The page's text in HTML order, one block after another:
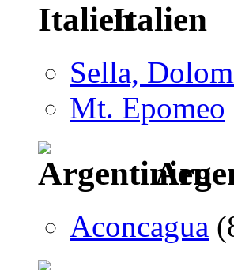
Italien
Sella,
Mt. Epomeo
Aconcagua